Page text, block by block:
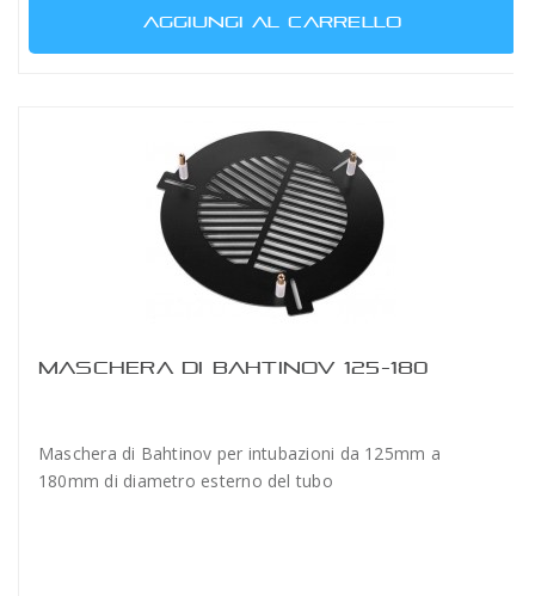
AGGIUNGI AL CARRELLO
MASCHERA DI BAHTINOV 125-180
Maschera di Bahtinov per intubazioni da 125mm a
180mm di diametro esterno del tubo